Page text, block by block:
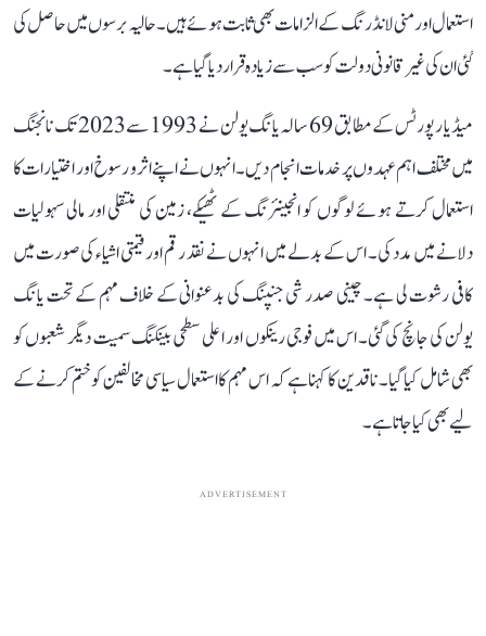
استعمال اور منی لانڈرنگ کے الزامات بھی ثابت ہوئے ہیں۔ حالیہ برسوں میں حاصل کی
گئی ان کی غیر قانونی دولت کو سب سے زیادہ قرار دیا گیا ہے۔
میڈیا رپورٹس کے مطابق 69 سالہ یانگ یولن نے 1993 سے 2023 تک نانجنگ
میں مختلف اہم عہدوں پر خدمات انجام دیں۔ انہوں نے اپنے اثر و رسوخ اور اختیارات کا
استعمال کرتے ہوئے لوگوں کو انجینئرنگ کے ٹھیکے، زمین کی منتقلی اور مالی سہولیات
دلانے میں مدد کی۔ اس کے بدلے میں انہوں نے نقد رقم اور قیمتی اشیاء کی صورت میں
کافی رشوت لی ہے۔ چینی صدر شی جنپنگ کی بدعنوانی کے خلاف مہم کے تحت یانگ
یولن کی جانچ کی گئی۔ اس میں فوجی رینکوں اور اعلی سطحی بینکنگ سمیت دیگر شعبوں کو
بھی شامل کیا گیا۔ ناقدین کا کہنا ہے کہ اس مہم کا استعمال سیاسی مخالفین کو ختم کرنے کے
لیے بھی کیا جاتا ہے۔
ADVERTISEMENT